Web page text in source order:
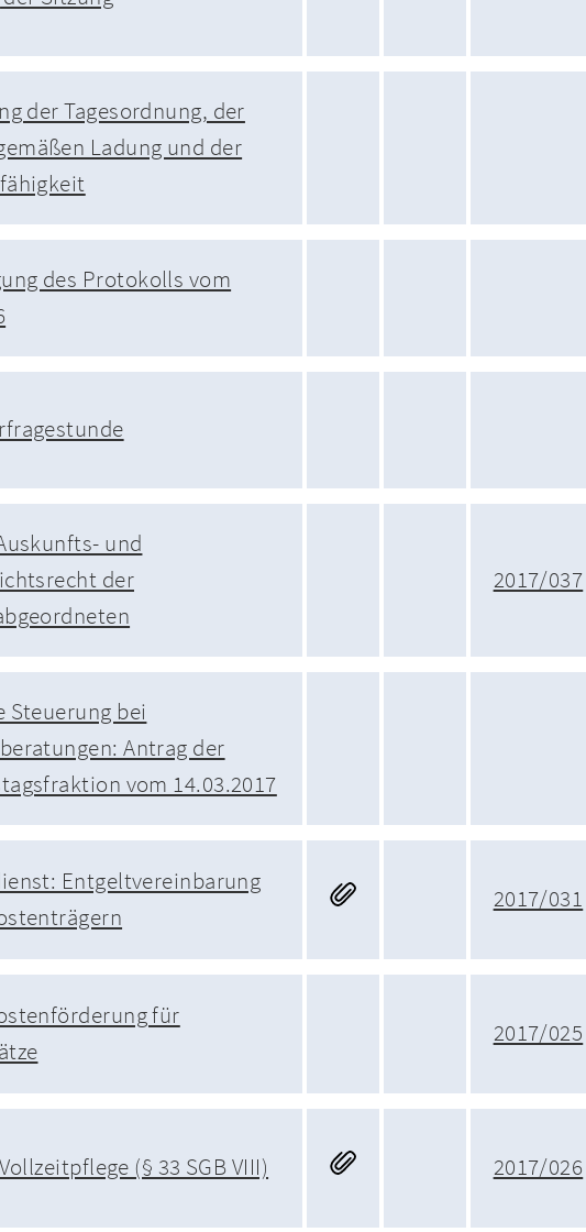
der Tagesordnung, der
Ladung und der
des Protokolls vom
und
der
2017/037
Steuerung bei
Antrag der
vom 14.03.2017
Entgeltvereinbarung
2017/031
für
2017/025
(§ 33 SGB VIII) 2017/026